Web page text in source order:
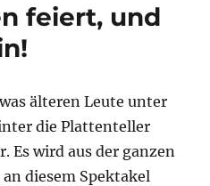
feiert, und
älteren Leute unter
die Plattenteller
Es wird aus der ganzen
diesem Spektakel